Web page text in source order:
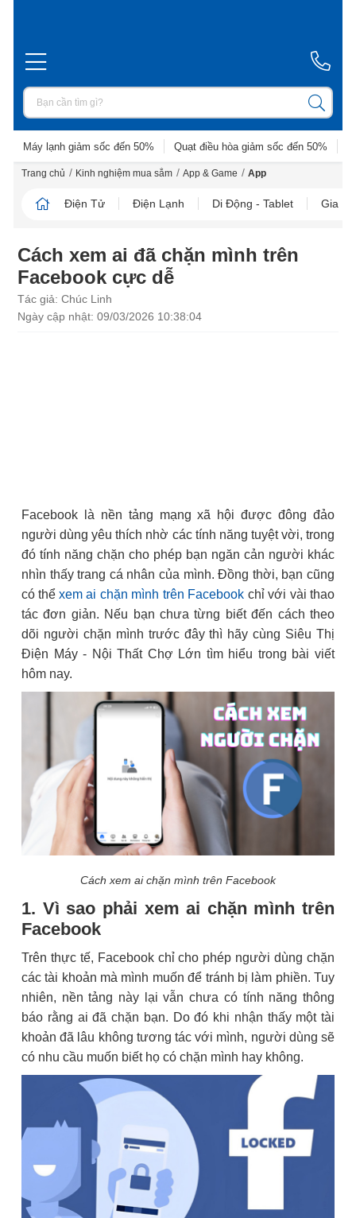
Máy lạnh giảm sốc đến 50% Quạt điều hòa giảm sốc đến 50%
Trang chủ / Kinh nghiệm mua sắm / App & Game / App
Điện Tử Điện Lạnh Di Động - Tablet Gia
Cách xem ai đã chặn mình trên
Facebook cực dễ
Tác giả: Chúc Linh
Ngày cập nhật: 09/03/2026 10:38:04
Facebook là nền tảng mạng xã hội được đông đảo
người dùng yêu thích nhờ các tính năng tuyệt vời, trong
đó tính năng chặn cho phép bạn ngăn cản người khác
nhìn thấy trang cá nhân của mình. Đồng thời, bạn cũng
có thể xem ai chặn mình trên Facebook chỉ với vài thao
tác đơn giản. Nếu bạn chưa từng biết đến cách theo
dõi người chặn mình trước đây thì hãy cùng Siêu Thị
Điện Máy - Nội Thất Chợ Lớn tìm hiểu trong bài viết
hôm nay.
Cách xem ai chặn mình trên Facebook
1. Vì sao phải xem ai chặn mình trên
Facebook
Trên thực tế, Facebook chỉ cho phép người dùng chặn
các tài khoản mà mình muốn để tránh bị làm phiền. Tuy
nhiên, nền tảng này lại vẫn chưa có tính năng thông
báo rằng ai đã chặn bạn. Do đó khi nhận thấy một tài
khoản đã lâu không tương tác với mình, người dùng sẽ
có nhu cầu muốn biết họ có chặn mình hay không.